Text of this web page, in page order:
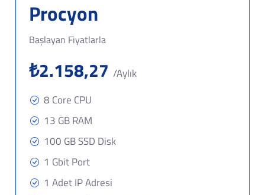
Procyon
Başlayan Fiyatlarla
₺2.158,27/Aylık
8 Core CPU
13 GB RAM
100 GB SSD Disk
1 Gbit Port
1 Adet IP Adresi